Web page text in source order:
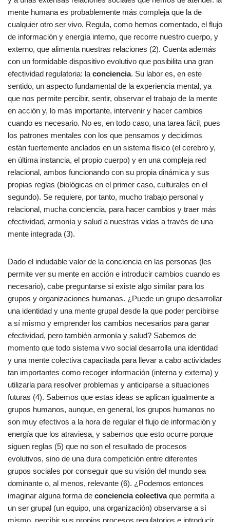
mente humana es probablemente más compleja que la de
cualquier otro ser vivo. Regula, como hemos comentado, el flujo
de información y energía interno, que recorre nuestro cuerpo, y
externo, que alimenta nuestras relaciones (2). Cuenta además
con un formidable dispositivo evolutivo que posibilita una gran
efectividad regulatoria: la conciencia. Su labor es, en este
sentido, un aspecto fundamental de la experiencia mental, ya
que nos permite percibir, sentir, observar el trabajo de la mente
en acción y, lo más importante, intervenir y hacer cambios
cuando es necesario. No es, en todo caso, una tarea fácil, pues
los patrones mentales con los que pensamos y decidimos
están fuertemente anclados en un sistema físico (el cerebro y,
en última instancia, el propio cuerpo) y en una compleja red
relacional, ambos funcionando con su propia dinámica y sus
propias reglas (biológicas en el primer caso, culturales en el
segundo). Se requiere, por tanto, mucho trabajo personal y
relacional, mucha conciencia, para hacer cambios y traer más
efectividad, armonía y salud a nuestras vidas a través de una
mente integrada (3).
Dado el indudable valor de la conciencia en las personas (les
permite ver su mente en acción e introducir cambios cuando es
necesario), cabe preguntarse si existe algo similar para los
grupos y organizaciones humanas. ¿Puede un grupo desarrollar
una identidad y una mente grupal desde la que poder percibirse
a sí mismo y emprender los cambios necesarios para ganar
efectividad, pero también armonía y salud? Sabemos de
momento que todo sistema vivo social desarrolla una identidad
y una mente colectiva capacitada para llevar a cabo actividades
tan importantes como recoger información (interna y externa) y
utilizarla para resolver problemas y anticiparse a situaciones
futuras (4). Sabemos que estas ideas se aplican igualmente a
grupos humanos, aunque, en general, los grupos humanos no
son muy efectivos a la hora de regular el flujo de información y
energía que los atraviesa, y sabemos que esto ocurre porque
siguen reglas (5) que no son el resultado de procesos
evolutivos, sino de una dura competición entre diferentes
grupos sociales por conseguir que su visión del mundo sea
dominante o, al menos, relevante (6). ¿Podemos entonces
imaginar alguna forma de conciencia colectivaque permita a
un ser grupal (un equipo, una organización) observarse a sí
mismo, percibir sus propios procesos regulatorios e introducir